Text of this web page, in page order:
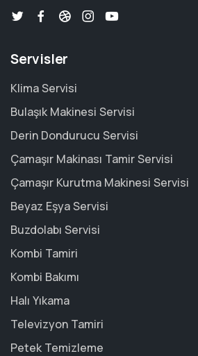
Servisler
Klima Servisi
Bulaşık Makinesi Servisi
Derin Dondurucu Servisi
Çamaşır Makinası Tamir Servisi
Çamaşır Kurutma Makinesi Servisi
Beyaz Eşya Servisi
Buzdolabı Servisi
Kombi Tamiri
Kombi Bakımı
Halı Yıkama
Televizyon Tamiri
Petek Temizleme